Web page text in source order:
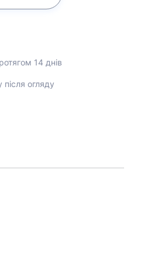
14 днів
огляду